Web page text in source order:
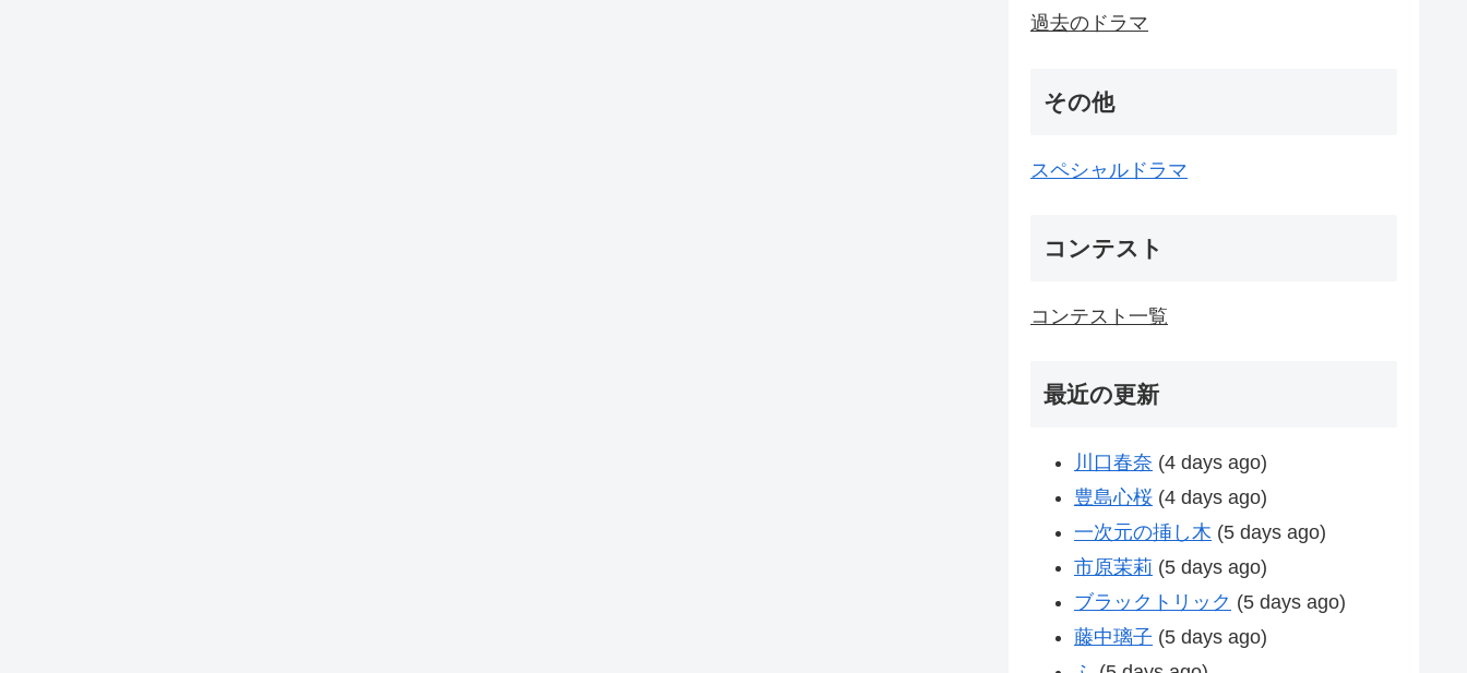
過去のドラマ
その他
スペシャルドラマ
コンテスト
コンテスト一覧
最近の更新
川口春奈 (4 days ago)
豊島心桜 (4 days ago)
一次元の挿し木 (5 days ago)
市原茉莉 (5 days ago)
ブラックトリック (5 days ago)
藤中璃子 (5 days ago)